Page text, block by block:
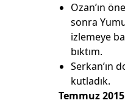
Ozan’ın
sonra
izlemeye
bıktım.
Serkan’ın
kutladık.
Temmuz 2015